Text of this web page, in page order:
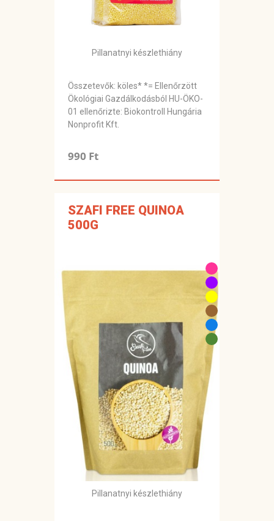
Pillanatnyi készlethiány
Összetevők: köles* *= Ellenőrzött
Ökológiai Gazdálkodásból HU-ÖKO-
01 ellenőrizte: Biokontroll Hungária
Nonprofit Kft.
990 Ft
SZAFI FREE QUINOA
500G
Pillanatnyi készlethiány